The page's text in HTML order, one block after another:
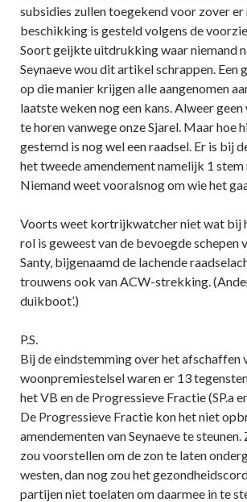
subsidies zullen toegekend voor zover
beschikking is gesteld volgens de
Soort geijkte uitdrukking waar niemand
Seynaeve wou dit artikel schrappen. Een
op die manier krijgen alle aangenomen
laatste weken nog een kans. Alweer
te horen vanwege onze Sjarel. Maar hoe
gestemd is nog wel een raadsel. Er is bij
het tweede amendement namelijk 1
Niemand weet vooralsnog om wie het
Voorts weet kortrijkwatcher niet wat bij
rol is geweest van de bevoegde schepen
Santy, bijgenaamd de lachende
trouwens ook van ACW-strekking.
duikboot’.)
P.S.
Bij de eindstemming over het afschaffen
woonpremiestelsel waren er 13
het VB en de Progressieve Fractie (SP.a
De Progressieve Fractie kon het niet
amendementen van Seynaeve te
zou voorstellen om de zon te laten
westen, dan nog zou het
partijen niet toelaten om daarmee in te